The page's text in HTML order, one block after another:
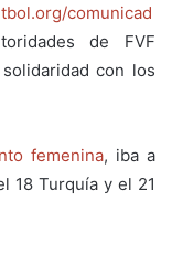
comunicad
de FVF
con los
femenina, iba a
18 Turquía y el 21